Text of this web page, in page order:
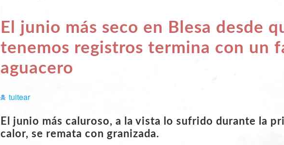
El junio más seco en Blesa desde
tenemos registros termina con un
aguacero
tuitear
El junio más caluroso, a la vista lo sufrido durante la
calor, se remata con granizada.